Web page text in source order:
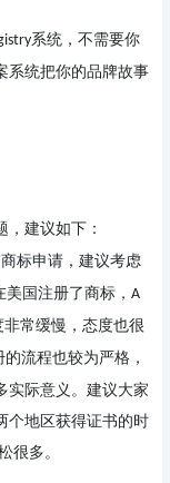
系统，不需要你
系统把你的品牌故事
建议如下：
标申请，建议考虑
国注册了商标， A
常缓慢，态度也很
流程也较为严格，
际意义。 建议大家
个地区获得证书的时
很多。